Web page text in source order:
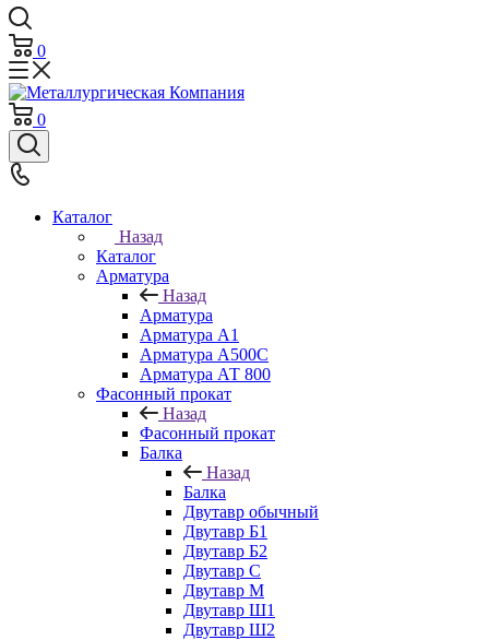
0
0
Каталог
Назад
Каталог
Арматура
Назад
Арматура
Арматура А1
Арматура А500С
Арматура АТ 800
Фасонный прокат
Назад
Фасонный прокат
Балка
Назад
Балка
Двутавр обычный
Двутавр Б1
Двутавр Б2
Двутавр С
Двутавр М
Двутавр Ш1
Двутавр Ш2